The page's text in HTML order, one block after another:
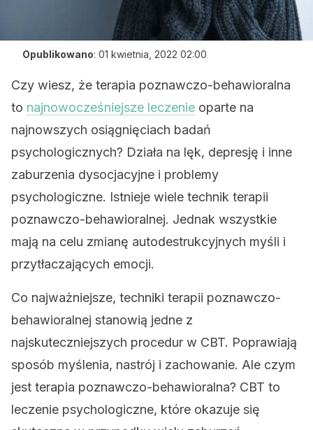
Opublikowano: 01 kwietnia, 2022 02:00
Czy wiesz, że terapia poznawczo-behawioralna
to najnowocześniejsze leczenie oparte na
najnowszych osiągnięciach badań
psychologicznych? Działa na lęk, depresję i inne
zaburzenia dysocjacyjne i problemy
psychologiczne. Istnieje wiele technik terapii
poznawczo-behawioralnej. Jednak wszystkie
mają na celu zmianę autodestrukcyjnych myśli i
przytłaczających emocji.
Co najważniejsze, techniki terapii poznawczo-
behawioralnej stanowią jedne z
najskuteczniejszych procedur w CBT. Poprawiają
sposób myślenia, nastrój i zachowanie. Ale czym
jest terapia poznawczo-behawioralna? CBT to
leczenie psychologiczne, które okazuje się